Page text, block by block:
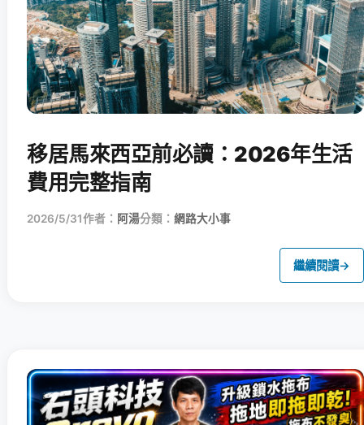
移居馬來西亞前必讀：2026年生活
費用完整指南
2026/5/31作者： 阿湯分類： 網路大小事
繼續閱讀→